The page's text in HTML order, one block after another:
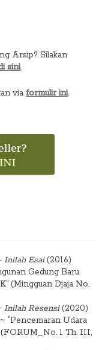
Arsip? Silakan
sini.
viaformulir ini.
Inilah Esai(2016)
Gedung Baru
(Mingguan Djaja No.
Inilah Resensi(2020)
“Pencemaran Udara
1 Th. III,